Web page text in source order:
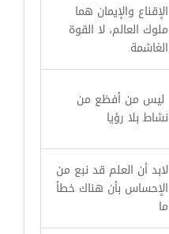
الإقناع والإيمان هما
ملوك العالم، لا القوة
الغاشمة
ليس من أفظع من
نشاط بلا رؤيا
لابد أن العلم قد نبع من
الإحساس بأن هناك خطأ
ما